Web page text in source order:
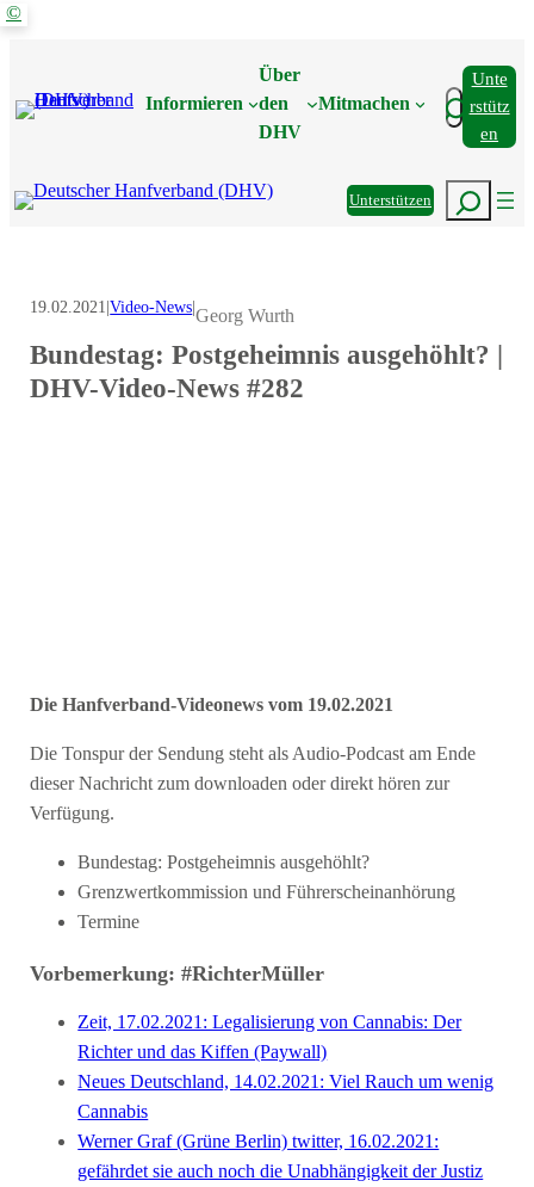
Zum
Informieren
Über
den
DHV
Mitmachen Suchen
Unte
Rstütz
En
UnterstützenSuchen
©
19.02.2021|Video-News|Georg Wurth
Bundestag: Postgeheimnis ausgehöhlt? |
DHV-Video-News #282
Die Hanfverband-Videonews vom 19.02.2021
Die Tonspur der Sendung steht als Audio-Podcast am Ende
dieser Nachricht zum downloaden oder direkt hören zur
Verfügung.
Bundestag: Postgeheimnis ausgehöhlt?
Grenzwertkommission und Führerscheinanhörung
Termine
Vorbemerkung: #RichterMüller
Zeit, 17.02.2021: Legalisierung von Cannabis: Der
Richter und das Kiffen (Paywall)
Neues Deutschland, 14.02.2021: Viel Rauch um wenig
Cannabis
Werner Graf (Grüne Berlin) twitter, 16.02.2021:
gefährdet sie auch noch die Unabhängigkeit der Justiz